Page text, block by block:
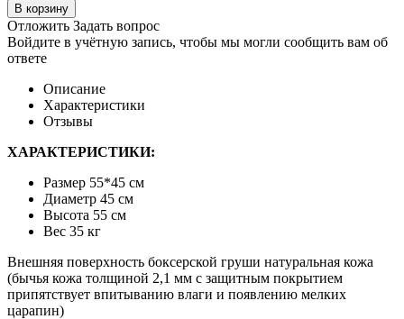
В корзину
Отложить Задать вопрос
Войдите в учётную запись, чтобы мы могли сообщить вам об
ответе
Описание
Характеристики
Отзывы
ХАРАКТЕРИСТИКИ:
Размер 55*45 см
Диаметр 45 см
Высота 55 см
Вес 35 кг
Внешняя поверхность боксерской груши натуральная кожа
(бычья кожа толщиной 2,1 мм с защитным покрытием
припятствует впитыванию влаги и появлению мелких
царапин)